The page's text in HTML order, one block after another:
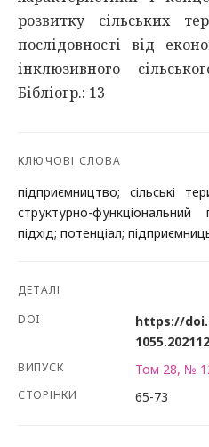
розвитку сільських
послідовності від
інклюзивного
Бібліогр.: 13
КЛЮЧОВІ СЛОВА
підприємництво; сільські
структурно-
підхід; потенціал;
ДЕТАЛІ
DOI
https://
ВИПУСК Том 28, №
СТОРІНКИ 65-73